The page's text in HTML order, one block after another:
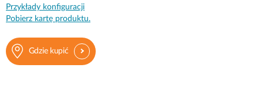
Przykłady konfiguracji
Pobierz kartę produktu.
Gdzie kupić